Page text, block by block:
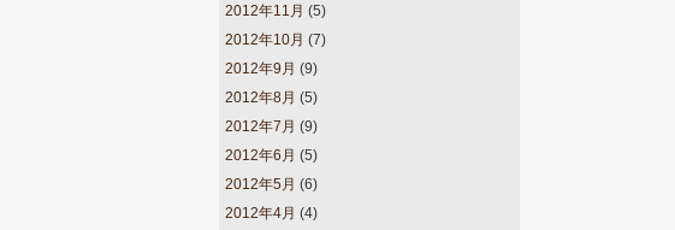
2012年11月 (5)
2012年10月 (7)
2012年9月 (9)
2012年8月 (5)
2012年7月 (9)
2012年6月 (5)
2012年5月 (6)
2012年4月 (4)